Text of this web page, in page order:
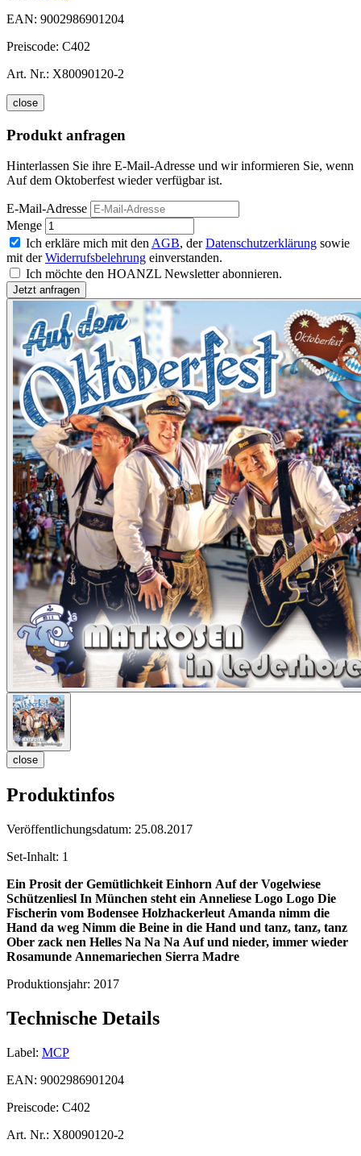
EAN: 9002986901204
Preiscode: C402
Art. Nr.: X80090120-2
close
Produkt anfragen
Hinterlassen Sie ihre E-Mail-Adresse und wir informieren Sie, wenn
Auf dem Oktoberfest wieder verfügbar ist.
E-Mail-Adresse
Menge
Ich erkläre mich mit den AGB, derDatenschutzerklärung sowie
mit derWiderrufsbelehrung einverstanden.
Ich möchte den HOANZL Newsletter abonnieren.
close
Produktinfos
Veröffentlichungsdatum: 25.08.2017
Set-Inhalt: 1
Ein Prosit der Gemütlichkeit Einhorn Auf der Vogelwiese
Schützenliesl In München steht ein Anneliese Logo Logo Die
Fischerin vom Bodensee Holzhackerleut Amanda nimm die
Hand da weg Nimm die Beine in die Hand und tanz, tanz, tanz
Ober zack nen Helles Na Na Na Auf und nieder, immer wieder
Rosamunde Annemariechen Sierra Madre
Produktionsjahr: 2017
Technische Details
Label: MCP
EAN: 9002986901204
Preiscode: C402
Art. Nr.: X80090120-2